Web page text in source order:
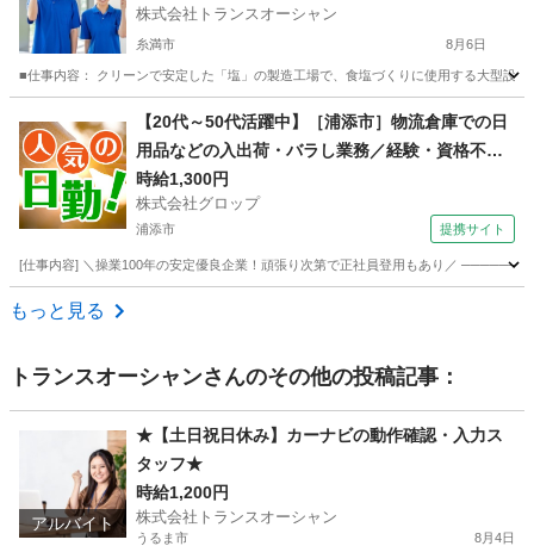
株式会社トランスオーシャン
糸満市 8月6日
■仕事内容： クリーンで安定した「塩」の製造工場で、食塩づくりに使用する大型設
軽作業 製造工場
【20代～50代活躍中】［浦添市］物流倉庫での日
用品などの入出荷・バラし業務／経験・資格不問
／屋根付きの定温倉庫での作業／社員登用制度あ
り
時給1,300円
株式会社グロップ
浦添市 提携サイト
[仕事内容] ＼操業100年の安定優良企業！頑張り次第で正社員登用もあり／
沖縄 浦添市
もっと見る
トランスオーシャンさんのその他の投稿記事：
アルバイト
★【土日祝日休み】カーナビの動作確認・入力ス
タッフ★
時給1,200円
株式会社トランスオーシャン
うるま市 8月4日